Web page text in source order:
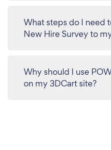
What steps do I need
New Hire Survey to
Why should I use
on my 3DCart site?